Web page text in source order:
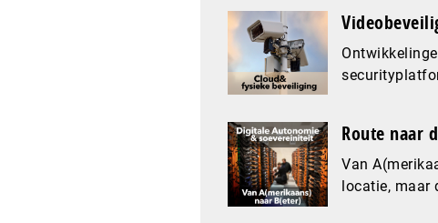
Route naar
Van
locatie, maar